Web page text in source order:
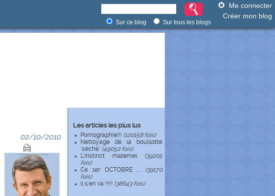
Me connecter
Créer mon blog
Sur ce blog Sur tous les blogs
Les articles les plus lus
Pornographie!!! (120158 fois)
Nettoyage de la bouillotte
"sèche" (49052 fois)
L'Instinct maternel (39205
fois)
Ce 1er OCTOBRE .... (39170
fois)
il s'en va !!!!! (38643 fois)
02/10/2010